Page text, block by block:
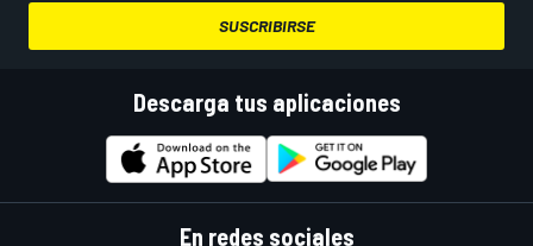
SUSCRIBIRSE
Descarga tus aplicaciones
En redes sociales